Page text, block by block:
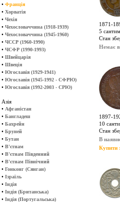
• Франція
• Хорватія
• Чехія
• Чехословаччина (1918-1939)
• Чехословаччина (1945-1960)
• ЧССР (1960-1990)
• ЧСФР (1990-1993)
• Швейцарія
• Швеція
• Югославія (1929-1941)
• Югославія (1945-1992 - СФРЮ)
• Югославія (1992-2003 - СРЮ)
Азія
• Афганістан
• Бангладеш
• Бахрейн
• Бруней
• Бутан
• В'єтнам
• В'єтнам Південний
• В'єтнам Північний
• Гонконг (Сянган)
• Ізраїль
• Індія
• Індія (Британська)
• Індія (Португальська)
1871-
5
Стан
Немає в
1897-
10
Стан
В
Купити